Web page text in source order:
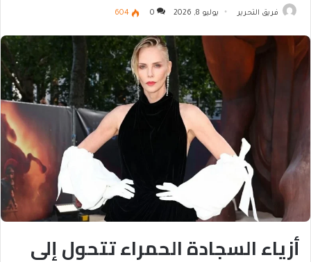
فريق التحرير يوليو 8, 2026 0
604
أزياء السجادة الحمراء تتحول إلى